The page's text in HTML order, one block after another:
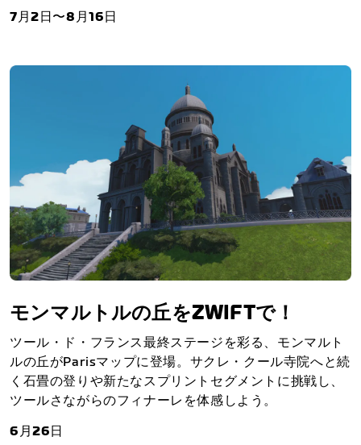
7月2日〜8月16日
モンマルトルの丘をZWIFTで！
ツール・ド・フランス最終ステージを彩る、モンマルト
ルの丘がParisマップに登場。サクレ・クール寺院へと続
く石畳の登りや新たなスプリントセグメントに挑戦し、
ツールさながらのフィナーレを体感しよう。
6月26日